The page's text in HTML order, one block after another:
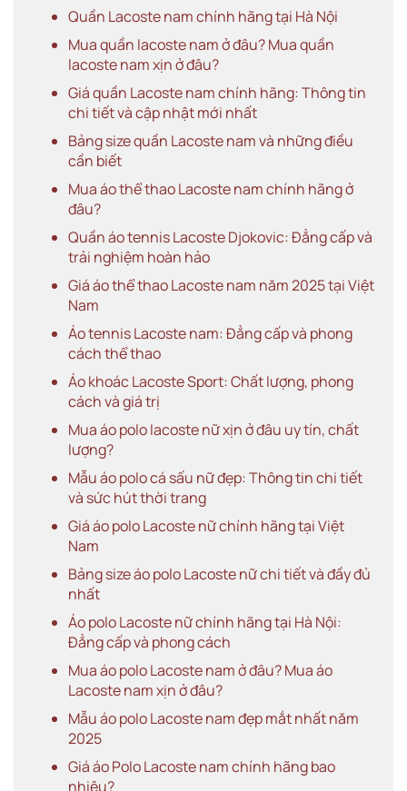
Quần Lacoste nam chính hãng tại Hà Nội
Mua quần lacoste nam ở đâu? Mua quần
lacoste nam xịn ở đâu?
Giá quần Lacoste nam chính hãng: Thông tin
chi tiết và cập nhật mới nhất
Bảng size quần Lacoste nam và những điều
cần biết
Mua áo thể thao Lacoste nam chính hãng ở
đâu?
Quần áo tennis Lacoste Djokovic: Đẳng cấp và
trải nghiệm hoàn hảo
Giá áo thể thao Lacoste nam năm 2025 tại Việt
Nam
Áo tennis Lacoste nam: Đẳng cấp và phong
cách thể thao
Áo khoác Lacoste Sport: Chất lượng, phong
cách và giá trị
Mua áo polo lacoste nữ xịn ở đâu uy tín, chất
lượng?
Mẫu áo polo cá sấu nữ đẹp: Thông tin chi tiết
và sức hút thời trang
Giá áo polo Lacoste nữ chính hãng tại Việt
Nam
Bảng size áo polo Lacoste nữ chi tiết và đầy đủ
nhất
Áo polo Lacoste nữ chính hãng tại Hà Nội:
Đẳng cấp và phong cách
Mua áo polo Lacoste nam ở đâu? Mua áo
Lacoste nam xịn ở đâu?
Mẫu áo polo Lacoste nam đẹp mắt nhất năm
2025
Giá áo Polo Lacoste nam chính hãng bao
nhiêu?